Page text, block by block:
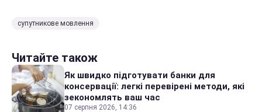
супутникове мовлення
Читайте також
Як швидко підготувати банки для
консервації: легкі перевірені методи, які
зекономлять ваш час
07 серпня 2026, 14:36